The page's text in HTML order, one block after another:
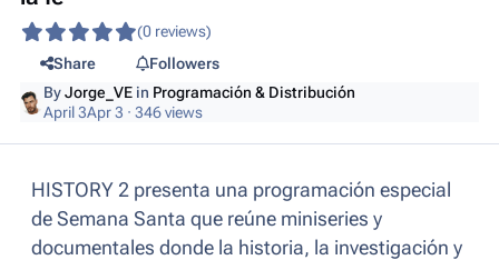
(0 reviews)
Share
Followers
ByJorge_VE in Programación & Distribución
April 3Apr 3 · 346 views
HISTORY 2 presenta una programación especial
de Semana Santa que reúne miniseries y
documentales donde la historia, la investigación y